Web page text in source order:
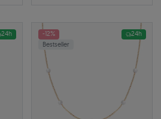
24h
-12%
Bestseller
24h